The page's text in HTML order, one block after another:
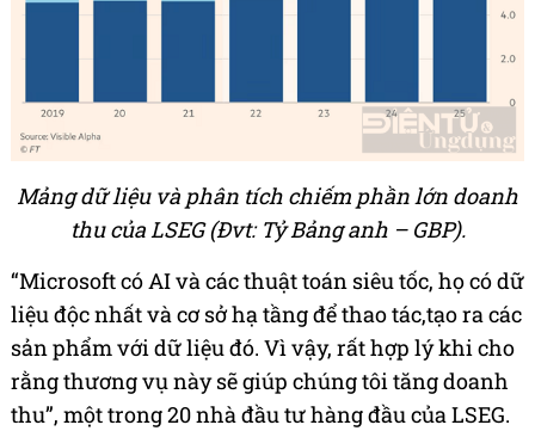
Mảng dữ liệu và phân tích chiếm phần lớn doanh
thu của LSEG (Đvt: Tỷ Bảng anh – GBP).
“Microsoft có AI và các thuật toán siêu tốc, họ có dữ
liệu độc nhất và cơ sở hạ tầng để thao tác,tạo ra các
sản phẩm với dữ liệu đó. Vì vậy, rất hợp lý khi cho
rằng thương vụ này sẽ giúp chúng tôi tăng doanh
thu”, một trong 20 nhà đầu tư hàng đầu của LSEG.